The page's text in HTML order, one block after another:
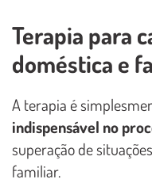
Terapia para
doméstica e
A terapia é
indispensável no
superação de
familiar.